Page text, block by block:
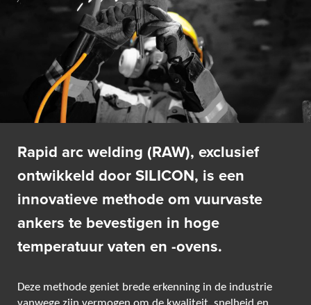
Rapid arc welding (RAW), exclusief
ontwikkeld door SILICON, is een
innovatieve methode om vuurvaste
ankers te bevestigen in hoge
temperatuur vaten en -ovens.
Deze methode geniet brede erkenning in de industrie